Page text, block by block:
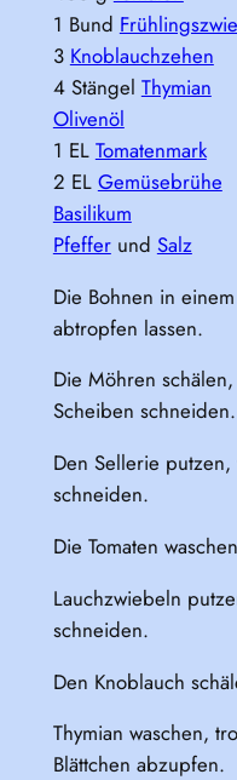
1 Bund
3 Knoblauchzehen
4 Stängel Thymian
Olivenöl
1 EL Tomatenmark
2 EL Gemüsebrühe
Basilikum
Pfefferund Salz
Die Bohnen in
abtropfen lassen.
Die Möhren
Scheiben schneiden.
Den Sellerie
schneiden.
Die Tomaten
Lauchzwiebeln
schneiden.
Den Knoblauch
Thymian waschen,
Blättchen abzupfen.